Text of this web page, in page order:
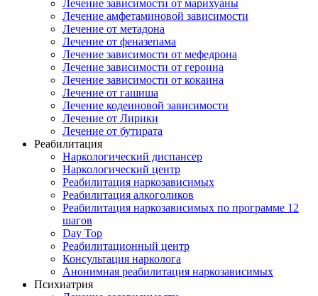
Лечение зависимости от марихуаны
Лечение амфетаминовой зависимости
Лечение от метадона
Лечение от феназепама
Лечение зависимости от мефедрона
Лечение зависимости от героина
Лечение зависимости от кокаина
Лечение от гашиша
Лечение кодеиновой зависимости
Лечение от Лирики
Лечение от бутирата
Реабилитация
Наркологический диспансер
Наркологический центр
Реабилитация наркозависимых
Реабилитация алкоголиков
Реабилитация наркозависимых по программе 12
шагов
Day Top
Реабилитационный центр
Консультация нарколога
Анонимная реабилитация наркозависимых
Психиатрия